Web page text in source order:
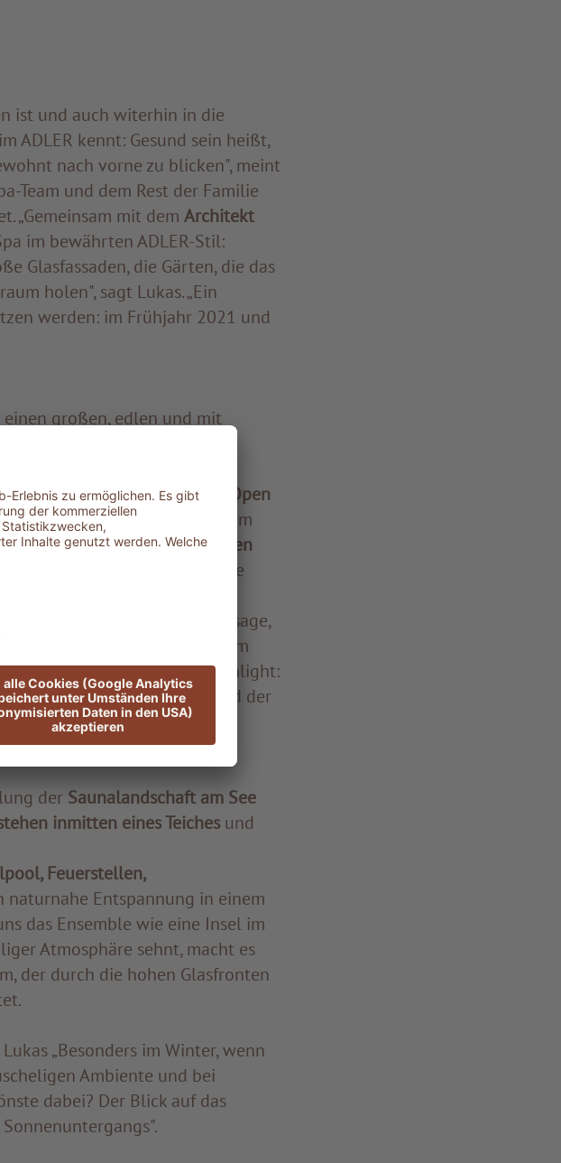
ist und auch witerhin in die
ADLER kennt: Gesund sein heißt,
nach vorne zu blicken", meint
Team und dem Rest der Familie
„Gemeinsam mit dem Architekt
im bewährten ADLER-Stil:
Glasfassaden, die Gärten, die das
holen", sagt Lukas. „Ein
werden: im Frühjahr 2021 und
großen, edlen und mit
Ruhige und
Privatsphäre, um sich
wird zu einemeinzigartigen Open
exklusives Ambiente, in dem
kann. Imneuen, eleganten
aus unserer ADLER Spa-Linie
sehr stimmungsvollen Passage,
in einem lichterfüllten Raum
Ein ganz besonderes Highlight:
ausschließlich dem Yoga und der
der Saunalandschaft am See
inmitten eines Teichesund
Feuerstellen,
Entspannung in einem
das Ensemble wie eine Insel im
Atmosphäre sehnt, macht es
der durch die hohen Glasfronten
„Besonders im Winter, wenn
Ambiente und bei
dabei? Der Blick auf das